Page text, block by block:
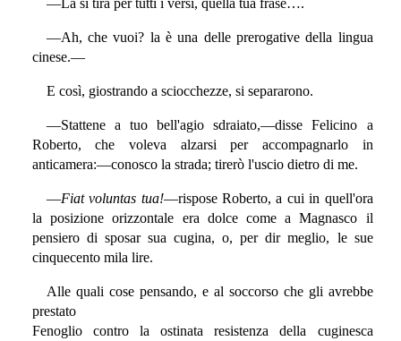
—Ah, che vuoi? la è una delle prerogative della lingua
cinese.—
E così, giostrando a sciocchezze, si separarono.
—Stattene a tuo bell'agio sdraiato,—disse Felicino a
Roberto, che voleva alzarsi per accompagnarlo in
anticamera:—conosco la strada; tirerò l'uscio dietro di me.
—Fiat voluntas tua!—rispose Roberto, a cui in quell'ora
la posizione orizzontale era dolce come a Magnasco il
pensiero di sposar sua cugina, o, per dir meglio, le sue
cinquecento mila lire.
Alle quali cose pensando, e al soccorso che gli avrebbe
prestato
Fenoglio contro la ostinata resistenza della cuginesca